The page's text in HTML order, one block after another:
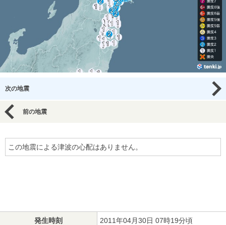
次の地震
前の地震
この地震による津波の心配はありません。
発生時刻 2011年04月30日 07時19分頃